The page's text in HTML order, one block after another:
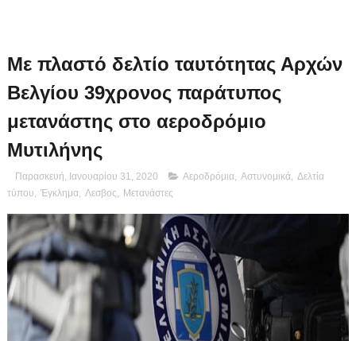
Με πλαστό δελτίο ταυτότητας Αρχών
Βελγίου 39χρονος παράτυπος
μετανάστης στο αεροδρόμιο
Μυτιλήνης
Παρασκευή, Ιανουαρίου 31, 2020 Αεροδρόμια, Αστυνομικά, Δελτία
τύπου
Έγκλημα, Λεσβος Μετανάστες